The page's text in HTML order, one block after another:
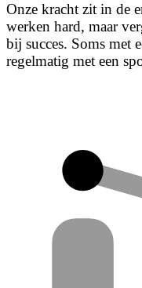
Onze kracht zit in de
werken hard, maar
bij succes. Soms met
regelmatig met een